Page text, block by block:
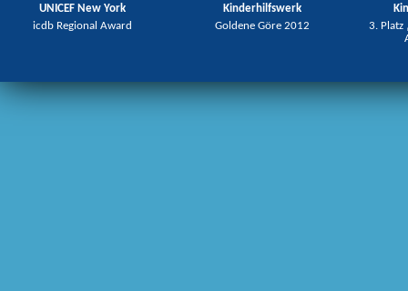
UNICEF New York
icdb Regional Award
Kinderhilfswerk
Goldene Göre 2012
3. Platz